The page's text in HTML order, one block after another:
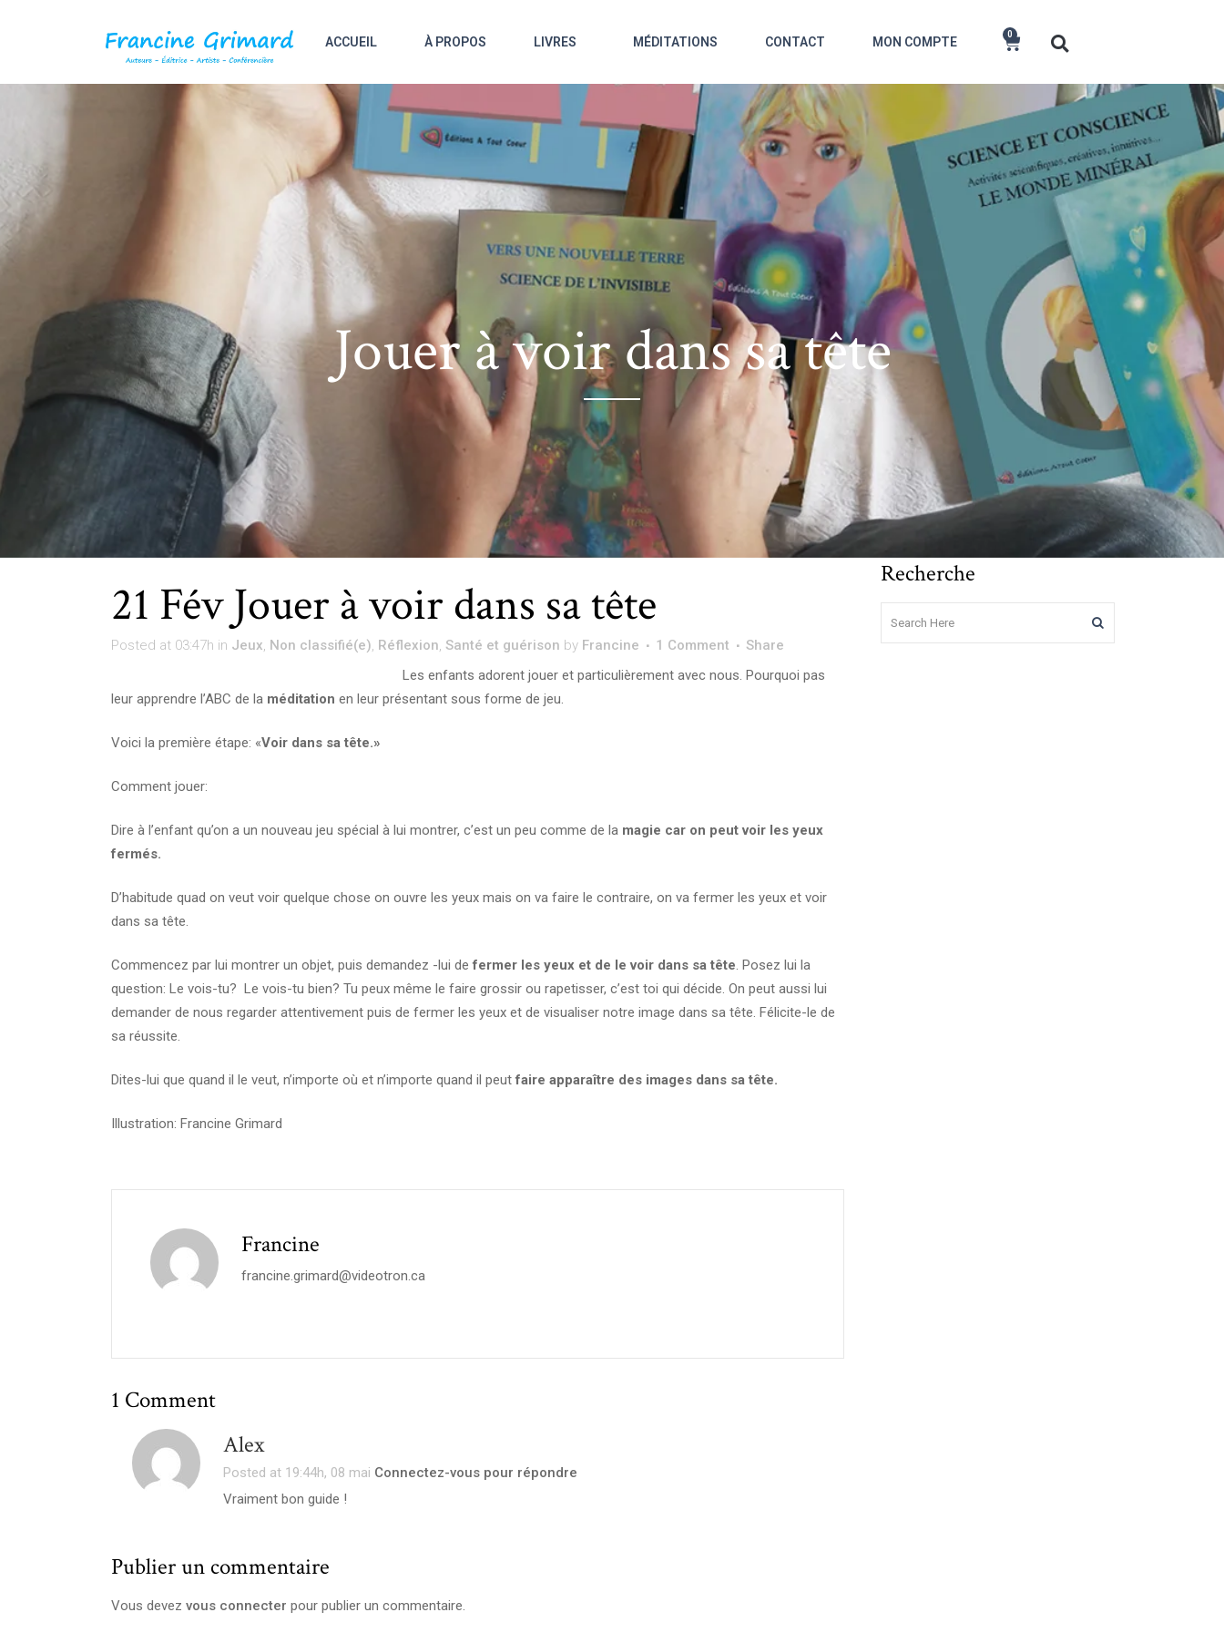
ACCUEIL À PROPOS LIVRES MÉDITATIONS CONTACT MON COMPTE
0
Jouer à voir dans sa tête
21 FévJouer à voir dans sa tête
Posted at 03:47h in Jeux, Non classifié(e), Réflexion, Santé et guérison by Francine 1 Comment
Share
Les enfants adorent jouer et particulièrement avec nous. Pourquoi pas
leur apprendre l’ABC de la méditation en leur présentant sous forme de jeu.
Voici la première étape: «Voir dans sa tête.»
Comment jouer:
Dire à l’enfant qu’on a un nouveau jeu spécial à lui montrer, c’est un peu comme de la magie car on peut voir les yeux
fermés.
D’habitude quad on veut voir quelque chose on ouvre les yeux mais on va faire le contraire, on va fermer les yeux et voir
dans sa tête.
Commencez par lui montrer un objet, puis demandez -lui defermer les yeux et de le voir dans sa tête. Posez lui la
question: Le vois-tu? Le vois-tu bien? Tu peux même le faire grossir ou rapetisser, c’est toi qui décide. On peut aussi lui
demander de nous regarder attentivement puis de fermer les yeux et de visualiser notre image dans sa tête. Félicite-le de
sa réussite.
Dites-lui que quand il le veut, n’importe où et n’importe quand il peutfaire apparaître des images dans sa tête.
Illustration: Francine Grimard
Francine
francine.grimard@videotron.ca
1 Comment
Alex
Posted at 19:44h, 08 mai Connectez-vous pour répondre
Vraiment bon guide !
Publier un commentaire
Vous devez vous connecter pour publier un commentaire.
Recherche